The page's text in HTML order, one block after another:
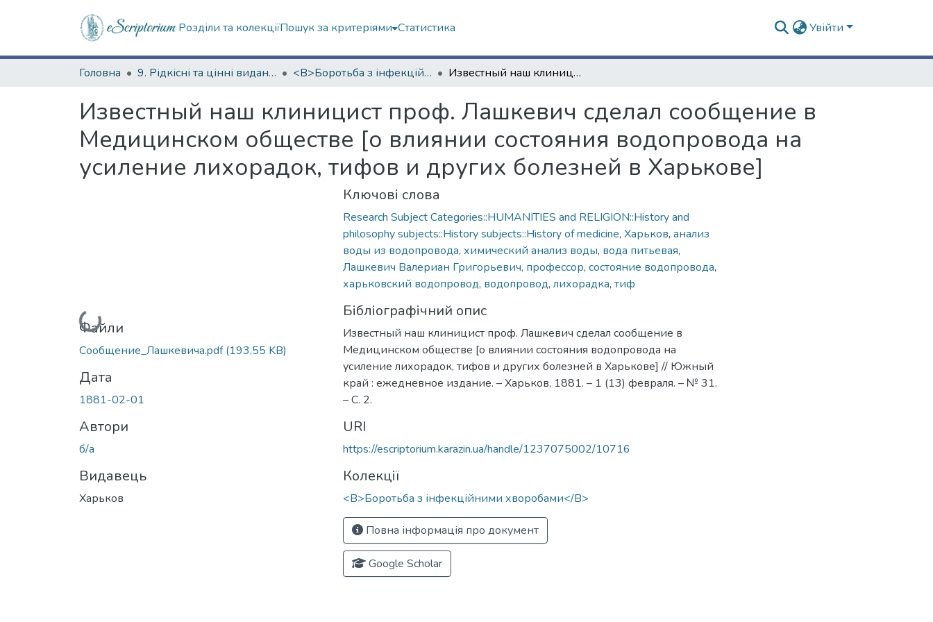
Розділи та колекціїПошук за критеріями Статистика Увійти
Головна 9. Рідкісні та цінні видання <B>Боротьба з інфекційними хворобами</B> Известный наш клиницист проф. Лашкевич сделал сообщение в Медицинском обществе [о влиянии состояния водопровода на усиление лихорадок, тифов и других болезней в Харькове]
Известный наш клиницист проф. Лашкевич сделал сообщение в
Медицинском обществе [о влиянии состояния водопровода на
усиление лихорадок, тифов и других болезней в Харькове]
Вантажиться...
Файли
Сообщение_Лашкевича.pdf(193,55 KB)
Дата
1881-02-01
Автори
б/а
Видавець
Харьков
Ключові слова
Research Subject Categories::HUMANITIES and RELIGION::History and
philosophy subjects::History subjects::History of medicine, Харьков, анализ
воды из водопровода, химический анализ воды, вода питьевая,
Лашкевич Валериан Григорьевич, профессор, состояние водопровода,
харьковский водопровод, водопровод, лихорадка, тиф
Бібліографічний опис
Известный наш клиницист проф. Лашкевич сделал сообщение в
Медицинском обществе [о влиянии состояния водопровода на
усиление лихорадок, тифов и других болезней в Харькове] // Южный
край : ежедневное издание. – Харьков, 1881. – 1 (13) февраля. – № 31.
– С. 2.
URI
https://escriptorium.karazin.ua/handle/1237075002/10716
Колекції
<B>Боротьба з інфекційними хворобами</B>
Повна інформація про документ
Google Scholar